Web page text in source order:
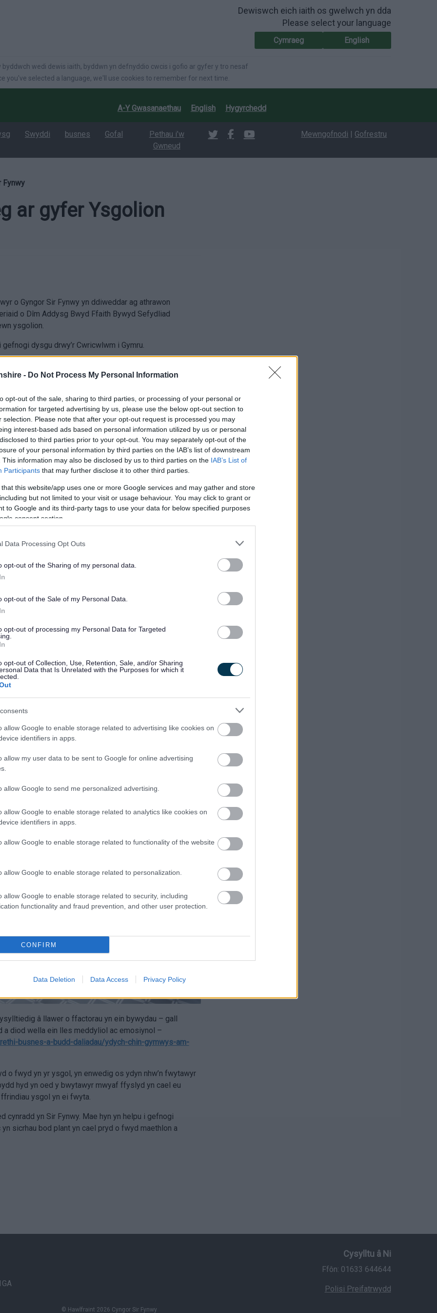
- Do Not Process My Personal Information
opt-out of the sale, sharing to third parties, or processing of your personal or
for targeted advertising by us, please use the below opt-out section to
selection. Please note that after your opt-out request is processed you may
interest-based ads based on personal information utilized by us or personal
to third parties prior to your opt-out. You may separately opt-out of the
of your personal information by third parties on the IAB’s list of downstream
This information may also be disclosed by us to third parties on the IAB’s List of
Participants that may further disclose it to other third parties.
that this website/app uses one or more Google services and may gather and store
but not limited to your visit or usage behaviour. You may click to grant or
to Google and its third-party tags to use your data for below specified purposes
consent section.
Data Processing Opt Outs
opt-out of the Sharing of my personal data.
opt-out of the Sale of my Personal Data.
opt-out of processing my Personal Data for Targeted
opt-out of Collection, Use, Retention, Sale, and/or Sharing
Data that Is Unrelated with the Purposes for which it
allow Google to enable storage related to advertising like cookies on
identifiers in apps.
allow my user data to be sent to Google for online advertising
allow Google to send me personalized advertising.
allow Google to enable storage related to analytics like cookies on
identifiers in apps.
allow Google to enable storage related to functionality of the website
allow Google to enable storage related to personalization.
allow Google to enable storage related to security, including
functionality and fraud prevention, and other user protection.
CONFIRM
Data Deletion Data Access Privacy Policy
Dewiswch eich iaith os gwelwch yn dda
Please select your language
Cymraeg English
byddwch wedi dewis iaith, byddwn yn defnyddio cwcis i gofio ar gyfer y tro nesaf
you've selected a language, we'll use cookies to remember for next time.
A-Y Gwasanaethau English Hygyrchedd
Swyddi busnes Gofal
Pethau i’w
Gwneud
Mewngofnodi | Gofrestru
Fynwy
ar gyfer Ysgolion
o Gyngor Sir Fynwy yn ddiweddar ag athrawon
o Dîm Addysg Bwyd Ffaith Bywyd Sefydliad
ysgolion.
dysgu drwy’r Cwricwlwm i Gymru.
cwricwlwm, negeseuon maeth allweddol ac
cyffrous sy’n rhedeg mewn ysgolion ledled Sir
Coginio Grub, ac Ysgol Gynradd Gilwern a’u hardal
yn sôn am sut y maent yn cefnogi ysgolion i goginio
bwyd a rhoi cynnig ar fwydydd newydd.
hanfodol i feithrin arferion cadarnhaol a dewisiadau
â llawer o ffactorau yn ein bywydau – gall
diod wella ein lles meddyliol ac emosiynol –
busnes-a-budd-daliadau/ydych-chin-gymwys-am-
o fwyd yn yr ysgol, yn enwedig os ydyn nhw’n fwytawyr
hyd yn oed y bwytawyr mwyaf ffyslyd yn cael eu
ysgol yn ei fwyta.
cynradd yn Sir Fynwy. Mae hyn yn helpu i gefnogi
sicrhau bod plant yn cael pryd o fwyd maethlon a
Cysylltu â Ni
Ffôn: 01633 644644
Polisi Preifatrwydd
© Hawlfraint 2026 Cyngor Sir Fynwy